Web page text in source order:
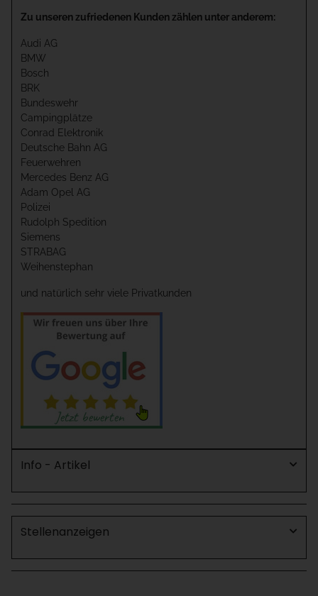
Zu unseren zufriedenen Kunden zählen unter anderem:
Audi AG
BMW
Bosch
BRK
Bundeswehr
Campingplätze
Conrad Elektronik
Deutsche Bahn AG
Feuerwehren
Mercedes Benz AG
Adam Opel AG
Polizei
Rudolph Spedition
Siemens
STRABAG
Weihenstephan
und natürlich sehr viele Privatkunden
Info - Artikel
Stellenanzeigen